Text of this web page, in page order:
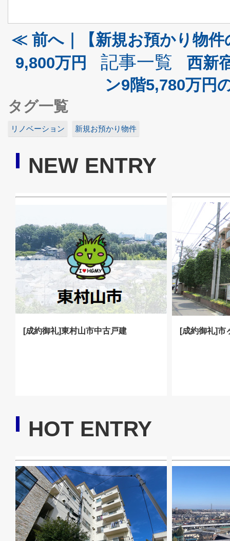
≪ 前へ｜【新規お預かり物
9,800万円
記事一覧
西新
ン9階5,780万円
タグ一覧
リノベーション 新規お預かり物件
NEW ENTRY
[成約御礼]東村山市中古戸建 [成約御礼]市
HOT ENTRY